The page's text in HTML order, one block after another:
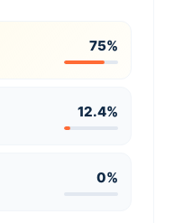
75%
12.4%
0%